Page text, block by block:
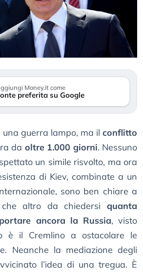
Money.it come
preferita su Google
guerra lampo, ma il conflitto
da oltre 1.000 giorni. Nessuno
un simile risvolto, ma ora
di Kiev, combinate a un
sono ben chiare a
altro da chiedersi quanta
ancora la Russia, visto
è il Cremlino a ostacolare le
Neanche la mediazione degli
l’idea di una tregua. È